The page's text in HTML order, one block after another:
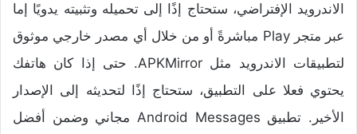
الاندرويد الإفتراضي، ستحتاج إذًا إلى تحميله وتثبيته يدويًا إما
عبر متجر Play مباشرةً أو من خلال أي مصدر خارجي موثوق
لتطبيقات الاندرويد مثل APKMirror. حتى إذا كان هاتفك
يحتوي فعلا على التطبيق، ستحتاج إذًا لتحديثه إلى الإصدار
الأخير. تطبيق Android Messages مجاني وضمن أفضل